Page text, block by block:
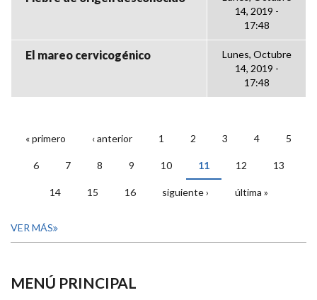
14, 2019 -
17:48
El mareo cervicogénico
Lunes, Octubre
14, 2019 -
17:48
PÁGINAS
« primero ‹ anterior 1 2 3 4 5
6 7 8 9 10 11 12 13
14 15 16 siguiente › última »
VER MÁS
MENÚ PRINCIPAL